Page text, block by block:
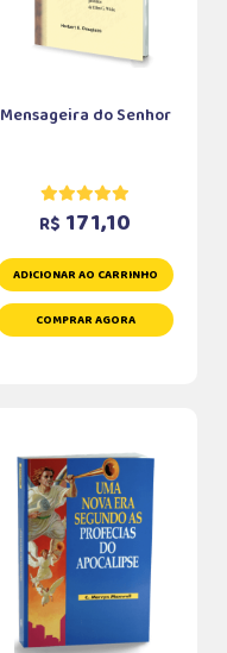
Mensageira do Senhor
R$ 171,10
ADICIONAR AO CARRINHO
COMPRAR AGORA